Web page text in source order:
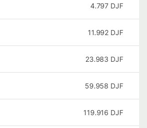
4.797 DJF
11.992 DJF
23.983 DJF
59.958 DJF
119.916 DJF